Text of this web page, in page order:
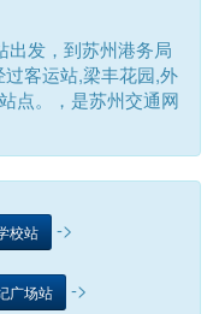
出发，到苏州港务局
客运站,梁丰花园,外
点。，是苏州交通网
校站 ->
广场站 ->